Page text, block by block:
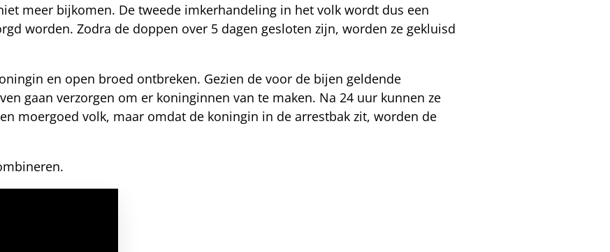
meer bijkomen. De tweede imkerhandeling in het volk wordt dus een
worden. Zodra de doppen over 5 dagen gesloten zijn, worden ze gekluisd
en open broed ontbreken. Gezien de voor de bijen geldende
gaan verzorgen om er koninginnen van te maken. Na 24 uur kunnen ze
moergoed volk, maar omdat de koningin in de arrestbak zit, worden de